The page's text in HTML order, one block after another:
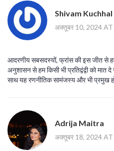
Shivam Kuchhal
अक्तूबर 10, 2024
आदरणीय सबसदस्यों, फ्रांस की इस जीत से
अनुशासन से हम किसी भी प्रतिद्वंद्वी को
साथ यह रणनीतिक सामंजस्य और भी प्रमुख
Adrija Maitra
अक्तूबर 18, 2024